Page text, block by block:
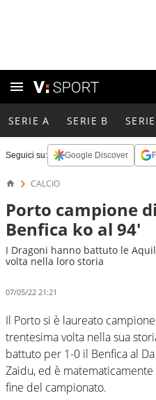
SERIE A SERIE B
Seguici su: Google Discover
CALCIO
Porto campione
Benfica ko al 94'
I Dragoni hanno battuto le
volta nella loro storia
07/05/22 21:21
Il Porto si è laureato
trentesima volta nella sua
battuto per 1-0 il Benfica al
Zaidu, ed è
fine del campionato.